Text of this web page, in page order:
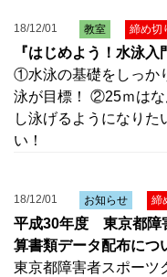
18/12/01 教室 締め切
『はじめよう！水泳入
①水泳の基礎をしっか
泳が目標！ ②25ｍは
し泳げるようになりた
い！
18/12/01 お知らせ 締
平成30年度 東京都障
算書類データ配布につ
東京都障害者スポーツ